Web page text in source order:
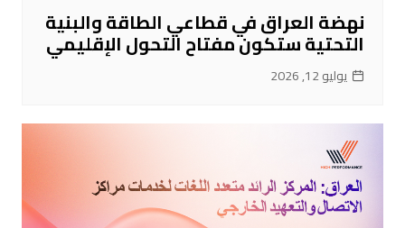
نهضة العراق في قطاعي الطاقة والبنية
التحتية ستكون مفتاح التحول الإقليمي
يوليو 12, 2026